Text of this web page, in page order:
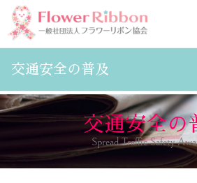
交通安全の普及
交通安全の
Spread Traffic Safety